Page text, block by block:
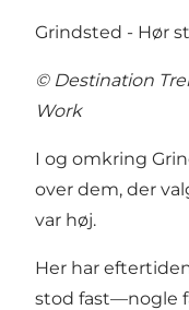
Grindsted - Hør
© Destination
Work
I og omkring
over dem, der
var høj.
Her har
stod fast—nogle